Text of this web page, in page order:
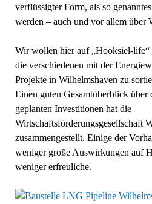
verflüssigter Form, als so
werden – auch und vor allem über
Wir wollen hier auf „Hooksiel-life“
die verschiedenen mit der
Projekte in Wilhelmshaven zu
Einen guten Gesamtüberblick über
geplanten Investitionen hat die
Wirtschaftsförderungsgesellschaft
zusammengestellt. Einige der
weniger große Auswirkungen auf
weniger erfreuliche.